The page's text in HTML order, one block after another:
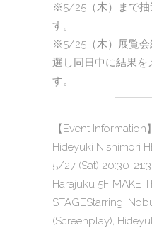
※5/25（木）まで抽
す。
※5/25（木）展覧会
選し同日中に結果を
す。
【Event
Hideyuki Nishimori
5/27 (Sat) 20:30-
Harajuku 5F MAKE
STAGEStarring:
(Screenplay),